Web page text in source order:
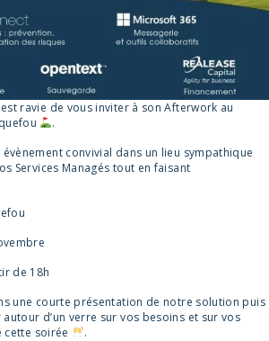
est ravie de vous inviter à son Afterwork au
.
convivial dans un lieu sympathique
Services Managés tout en faisant
de 18h
une courte présentation de notre solution puis
d’un verre sur vos besoins et sur vos
cette soirée
.